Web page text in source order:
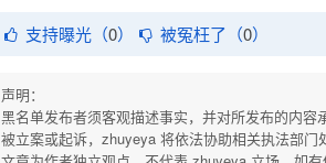
支持曝光（0） 被冤枉了（0）
声明：
黑名单发布者须客观描述事实，并对所发布的内
被立案或起诉，zhuyeya 将依法协助相关执法部门